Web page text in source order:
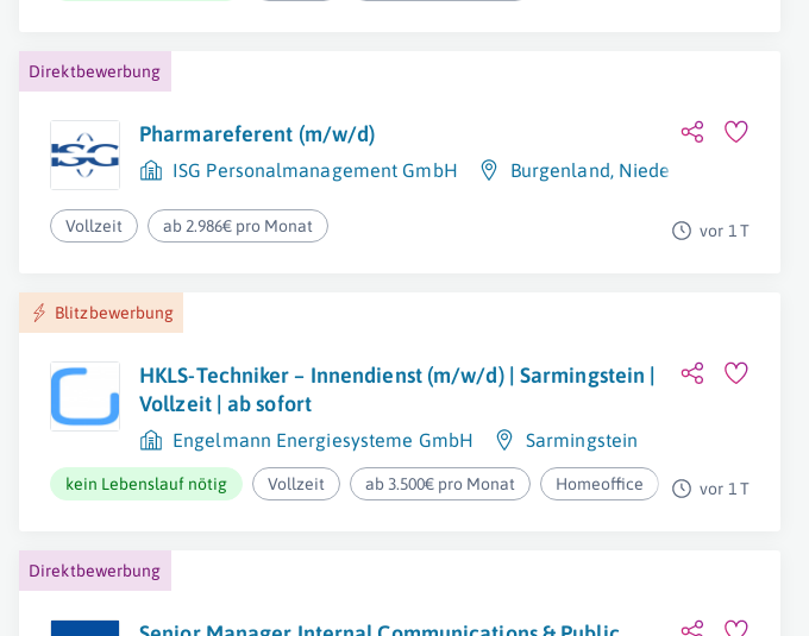
Direktbewerbung
Pharmareferent (m/w/d)
ISG Personalmanagement GmbH Burgenland, Niederösterreich
Vollzeit ab 2.986€ pro Monat vor 1 T
Blitzbewerbung
HKLS-Techniker – Innendienst (m/w/d) | Sarmingstein |
Vollzeit | ab sofort
Engelmann Energiesysteme GmbH Sarmingstein
kein Lebenslauf nötig Vollzeit ab 3.500€ pro Monat Homeoffice vor 1 T
Direktbewerbung